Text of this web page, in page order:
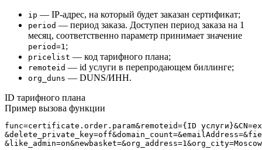
ip — IP-адрес, на который будет заказан сертификат;
period — период заказа. Доступен период заказа на 1
месяц, соответственно параметр принимает значение
period=1 ;
pricelist — код тарифного плана;
remoteid — id услуги в перепродающем биллинге;
org_duns — DUNS/ИНН.
ID тарифного плана
Пример вызова функции
func=certificate.order.param&remoteid={ID